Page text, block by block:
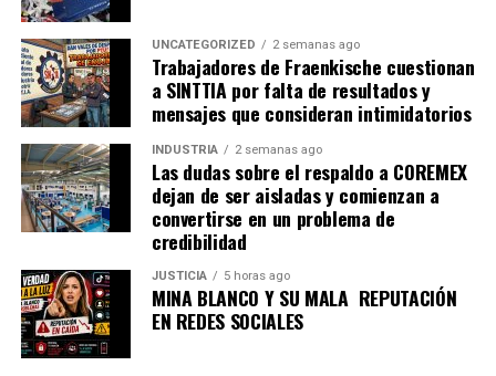
UNCATEGORIZED 2 semanas ago
Trabajadores de Fraenkische cuestionan
a SINTTIA por falta de resultados y
mensajes que consideran intimidatorios
INDUSTRIA 2 semanas ago
Las dudas sobre el respaldo a COREMEX
dejan de ser aisladas y comienzan a
convertirse en un problema de
credibilidad
JUSTICIA 5 horas ago
MINA BLANCO Y SU MALA REPUTACIÓN
EN REDES SOCIALES